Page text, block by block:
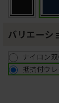
バリエーシ
ナイロン
抵抗付ウ